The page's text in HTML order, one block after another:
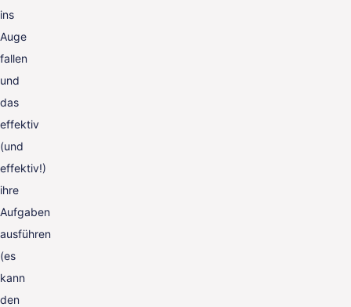
ins
Auge
fallen
und
das
effektiv
(und
effektiv!)
ihre
Aufgaben
ausführen
(es
kann
den